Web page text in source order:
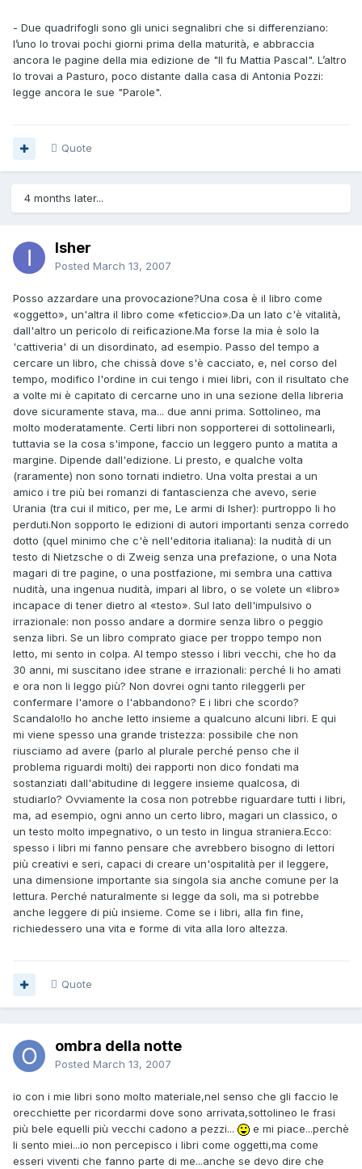
- Due quadrifogli sono gli unici segnalibri che si differenziano:
l’uno lo trovai pochi giorni prima della maturità, e abbraccia
ancora le pagine della mia edizione de "Il fu Mattia Pascal". L’altro
lo trovai a Pasturo, poco distante dalla casa di Antonia Pozzi:
legge ancora le sue "Parole".
Quote
4 months later...
Isher
Posted March 13, 2007
Posso azzardare una provocazione?Una cosa è il libro come
«oggetto», un'altra il libro come «feticcio».Da un lato c'è vitalità,
dall'altro un pericolo di reificazione.Ma forse la mia è solo la
'cattiveria' di un disordinato, ad esempio. Passo del tempo a
cercare un libro, che chissà dove s'è cacciato, e, nel corso del
tempo, modifico l'ordine in cui tengo i miei libri, con il risultato che
a volte mi è capitato di cercarne uno in una sezione della libreria
dove sicuramente stava, ma... due anni prima. Sottolineo, ma
molto moderatamente. Certi libri non sopporterei di sottolinearli,
tuttavia se la cosa s'impone, faccio un leggero punto a matita a
margine. Dipende dall'edizione. Li presto, e qualche volta
(raramente) non sono tornati indietro. Una volta prestai a un
amico i tre più bei romanzi di fantascienza che avevo, serie
Urania (tra cui il mitico, per me, Le armi di Isher): purtroppo li ho
perduti.Non sopporto le edizioni di autori importanti senza corredo
dotto (quel minimo che c'è nell'editoria italiana): la nudità di un
testo di Nietzsche o di Zweig senza una prefazione, o una Nota
magari di tre pagine, o una postfazione, mi sembra una cattiva
nudità, una ingenua nudità, impari al libro, o se volete un «libro»
incapace di tener dietro al «testo». Sul lato dell'impulsivo o
irrazionale: non posso andare a dormire senza libro o peggio
senza libri. Se un libro comprato giace per troppo tempo non
letto, mi sento in colpa. Al tempo stesso i libri vecchi, che ho da
30 anni, mi suscitano idee strane e irrazionali: perché li ho amati
e ora non li leggo più? Non dovrei ogni tanto rileggerli per
confermare l'amore o l'abbandono? E i libri che scordo?
Scandalo!Io ho anche letto insieme a qualcuno alcuni libri. E qui
mi viene spesso una grande tristezza: possibile che non
riusciamo ad avere (parlo al plurale perché penso che il
problema riguardi molti) dei rapporti non dico fondati ma
sostanziati dall'abitudine di leggere insieme qualcosa, di
studiarlo? Ovviamente la cosa non potrebbe riguardare tutti i libri,
ma, ad esempio, ogni anno un certo libro, magari un classico, o
un testo molto impegnativo, o un testo in lingua straniera.Ecco:
spesso i libri mi fanno pensare che avrebbero bisogno di lettori
più creativi e seri, capaci di creare un'ospitalità per il leggere,
una dimensione importante sia singola sia anche comune per la
lettura. Perché naturalmente si legge da soli, ma si potrebbe
anche leggere di più insieme. Come se i libri, alla fin fine,
richiedessero una vita e forme di vita alla loro altezza.
Quote
ombra della notte
Posted March 13, 2007
io con i mie libri sono molto materiale,nel senso che gli faccio le
orecchiette per ricordarmi dove sono arrivata,sottolineo le frasi
più bele equelli più vecchi cadono a pezzi...
e mi piace...perchè
li sento miei...io non percepisco i libri come oggetti,ma come
esseri viventi che fanno parte di me...anche se devo dire che